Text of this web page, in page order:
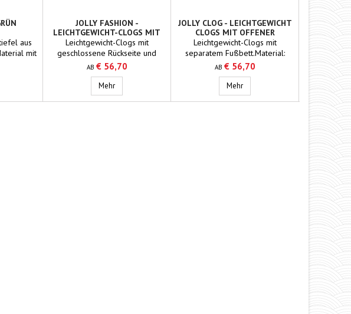
Rückseite, braun
aus
mit
Nitril
grün
JOLLY FASHION -
LEICHTGEWICHT-CLOGS MIT
GESCHLOSSENER RÜCKSEITE,
BLAU
Leichtgewicht-Clogs mit
geschlossene Rückseite und
separatem Fußbett.Material:
PolyurethanMaterial
Einlegesohle: Kork
AB € 56,70
MehrJolly Fashion - Leichtgewicht-Clogs mit geschlossener Rückseite, blau
JOLLY CLOG - LEICHTGEWICHT
CLOGS MIT OFFENER
RÜCKSEITE, BLAU
Leichtgewicht-Clogs mit
separatem Fußbett.Material:
PolyurethanMaterial
Einlegesohle: Kork
AB € 56,70
MehrJolly Clog - Leichtgewicht Clogs
BATA